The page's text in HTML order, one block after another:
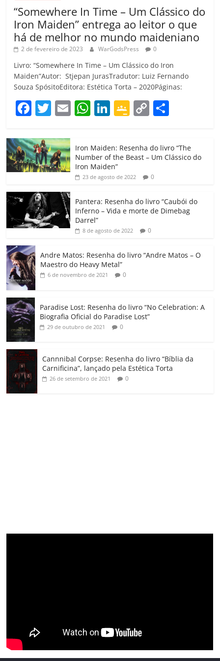
“Somewhere In Time – Um Clássico do
Iron Maiden” entrega ao leitor o que
há de melhor no mundo maideniano
2 de fevereiro de 2023 WarGodsPress 0
Livro: “Somewhere In Time – Um Clássico do Iron
Maiden”Autor: Stjepan JurasTradutor: Luiz Fernando
Souza SpósitoEditora: Estética Torta – 2020Páginas:
F
c
e
b
o
o
k
T
itt
er
E W
at
s
A
p
Li
e
dI
G
gl
e
Cl
a
ss
ro
o
C
p
y
Li
k
m
p
h
ar
Iron Maiden: Resenha do livro “The
Number of the Beast – Um Clássico do
Iron Maiden”
23 de agosto de 2022 0
Pantera: Resenha do livro “Caubói do
Inferno – Vida e morte de Dimebag
Darrel”
8 de agosto de 2022 0
Andre Matos: Resenha do livro “Andre Matos – O
Maestro do Heavy Metal”
6 de novembro de 2021 0
Paradise Lost: Resenha do livro “No Celebration: A
Biografia Oficial do Paradise Lost”
29 de outubro de 2021 0
Cannnibal Corpse: Resenha do livro “Bíblia da
Carnificina”, lançado pela Estética Torta
26 de setembro de 2021 0